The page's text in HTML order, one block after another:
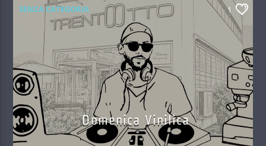
SENZA CATEGORIA 1
Domenica Vinilica